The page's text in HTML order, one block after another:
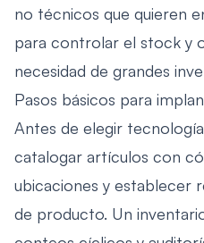
no técnicos que quieren
para controlar el stock y
necesidad de grandes
Pasos básicos para
Antes de elegir
catalogar artículos con
ubicaciones y establecer
de producto. Un